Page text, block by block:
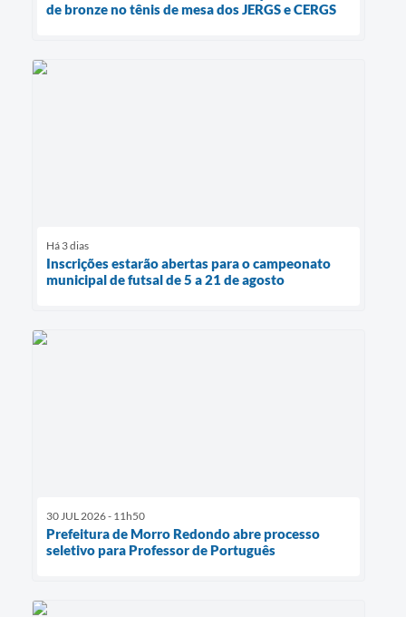
de bronze no tênis de mesa dos JERGS e CERGS
Há 3 dias
Inscrições estarão abertas para o campeonato
municipal de futsal de 5 a 21 de agosto
30 JUL 2026 - 11h50
Prefeitura de Morro Redondo abre processo
seletivo para Professor de Português